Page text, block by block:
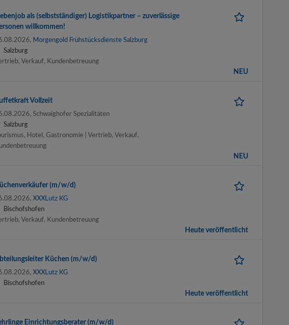
als (selbstständiger) Logistikpartner – zuverlässige
willkommen!
Morgengold Frühstücksdienste Salzburg
Salzburg
Verkauf, Kundenbetreuung
NEU
Vollzeit
Schwaighofer Spezialitäten
Salzburg
Hotel, Gastronomie | Vertrieb, Verkauf,
NEU
(m/w/d)
XXXLutz KG
Bischofshofen
Verkauf, Kundenbetreuung
Heute veröffentlicht
Küchen (m/w/d)
XXXLutz KG
Bischofshofen
Heute veröffentlicht
Einrichtungsberater (m/w/d)